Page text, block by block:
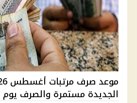
الجديدة مستمرة والصرف يوم 23 والح...